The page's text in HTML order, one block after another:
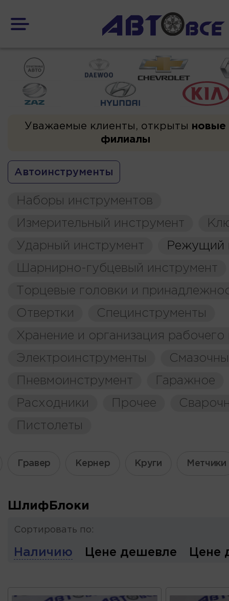
Уважаемые клиенты, открыты новые
филиалы
Автоинструменты
Наборы инструментов
Измерительный инструмент
Ударный инструмент
Режущий
Шарнирно-губцевый инструмент
Торцевые головки и
Отвертки
Специнструменты
Хранение и организация рабочего
Электроинструменты
Пневмоинструмент
Гаражное
Расходники
Прочее
Пистолеты
Гравер Кернер Круги Метчики
ШлифБлоки
Сортировать по:
Наличию Цене дешевле Цене